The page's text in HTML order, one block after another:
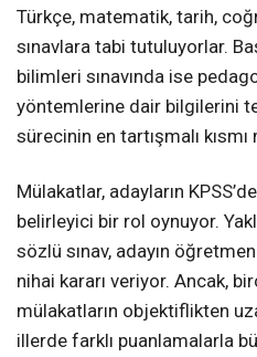
Türkçe, matematik, tarih,
sınavlara tabi tutuluyorlar.
bilimleri sınavında ise
yöntemlerine dair bilgilerini
sürecinin en tartışmalı
Mülakatlar, adayların
belirleyici bir rol oynuyor.
sözlü sınav, adayın
nihai kararı veriyor. Ancak,
mülakatların objektiflikten
illerde farklı puanlamalarla